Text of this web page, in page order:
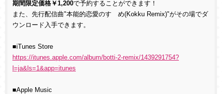
期間限定価格￥1,200で予約することができます！
また、先行配信曲"本能的恋愛のすゝめ(Kokku Remix)"がその場でダ
ウンロード入手できます。
■iTunes Store
https://itunes.apple.com/album/botti-2-remix/1439291754?
l=ja&ls=1&app=itunes
■Apple Music